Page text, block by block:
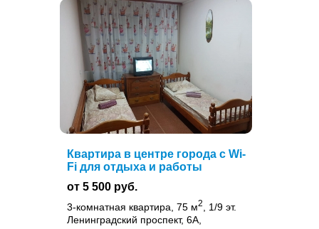
Квартира в центре города с Wi-
Fi для отдыха и работы
от 5 500 руб.
3-комнатная квартира, 75 м2
, 1/9 эт.
Ленинградский проспект, 6А,